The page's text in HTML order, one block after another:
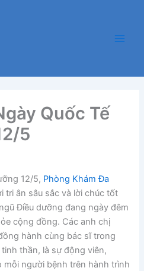
Quốc Tế
5
12/5, Phòng Khám Đa
tri ân sâu sắc và lời chúc tốt
Điều dưỡng đang ngày đêm
cộng đồng. Các anh chị
hành cùng bác sĩ trong
thần, là sự động viên,
mỗi người bệnh trên hành trình